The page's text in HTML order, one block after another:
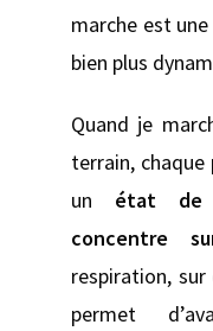
marche est
bien plus
Quand je
terrain, chaque
un état de
concentre
respiration,
permet